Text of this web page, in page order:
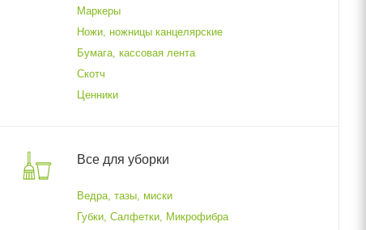
Маркеры
Ножи, ножницы канцелярские
Бумага, кассовая лента
Скотч
Ценники
Все для уборки
Ведра, тазы, миски
Губки, Салфетки, Микрофибра